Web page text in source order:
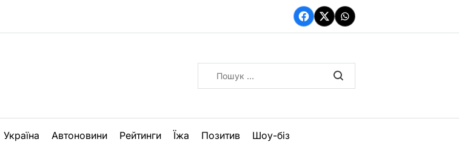
Facebook
TwitterWhatsApp
Україна Автоновини Рейтинги Їжа Позитив Шоу-біз